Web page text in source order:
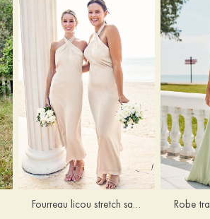
Fourreau licou stretch satin longueur cheville robe de demoiselle d'honneur